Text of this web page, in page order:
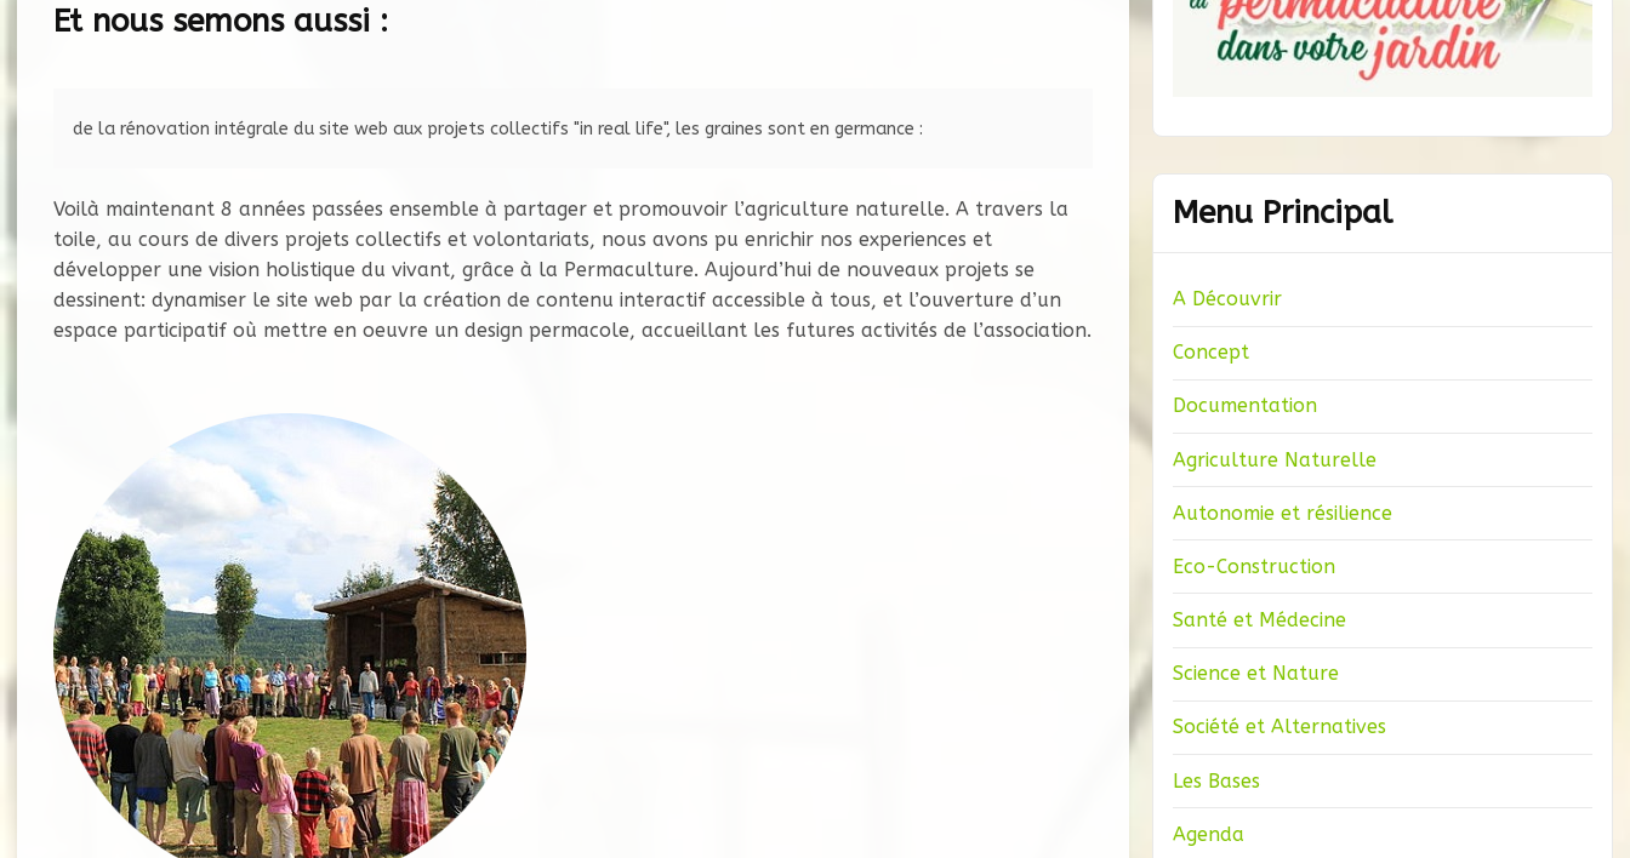
Et nous semons aussi :
Voilà maintenant 8 années passées ensemble à partager et promouvoir l’agriculture naturelle. A travers la
toile, au cours de divers projets collectifs et volontariats, nous avons pu enrichir nos experiences et
développer une vision holistique du vivant, grâce à la Permaculture. Aujourd’hui de nouveaux projets se
dessinent: dynamiser le site web par la création de contenu interactif accessible à tous, et l’ouverture d’un
espace participatif où mettre en oeuvre un design permacole, accueillant les futures activités de l’association.
Menu Principal
A Découvrir
Concept
Documentation
Agriculture Naturelle
Autonomie et résilience
Eco-Construction
Santé et Médecine
Science et Nature
Société et Alternatives
Les Bases
Agenda